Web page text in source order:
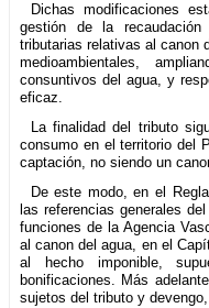
Dichas modificaciones
gestión de la
tributarias relativas al canon
medioambientales,
consuntivos del agua, y
eficaz.
La finalidad del tributo
consumo en el territorio del
captación, no siendo un
De este modo, en el
las referencias generales
funciones de la Agencia
al canon del agua, en el
al hecho imponible,
bonificaciones. Más
sujetos del tributo y